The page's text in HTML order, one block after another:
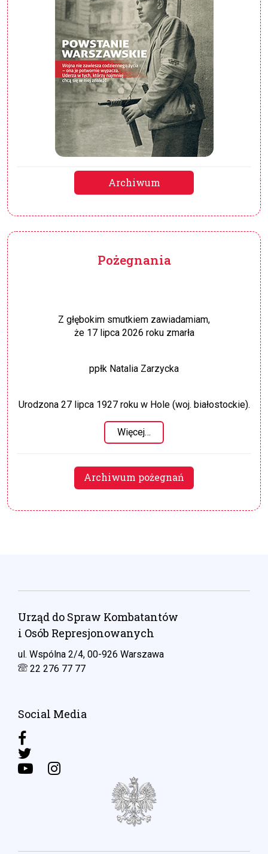
Archiwum
Pożegnania
Z głębokim smutkiem zawiadamiam,
że 17 lipca 2026 roku zmarła
ppłk Natalia Zarzycka
Urodzona 27 lipca 1927 roku w Hole (woj. białostockie).
Więcej…
Archiwum pożegnań
Urząd do Spraw Kombatantów
i Osób Represjonowanych
ul. Wspólna 2/4, 00-926 Warszawa
22 276 77 77
Social Media